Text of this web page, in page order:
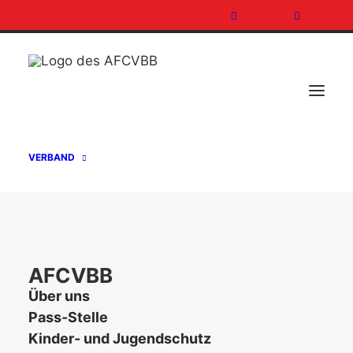
VERBAND
AFCVBB
Über uns
Pass-Stelle
Kinder- und Jugendschutz
SPIELBERICHT DER BRANDENBURG
PATRIOTS VOM 10.07.16